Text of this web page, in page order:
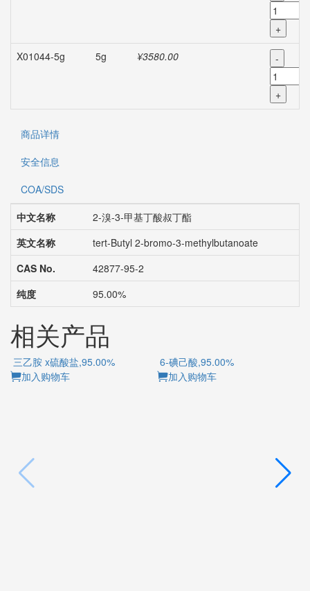
+
X01044-5g
5g ¥3580.00 -
+
商品详情
安全信息
COA/SDS
中文名称
2-溴-3-甲基丁酸叔丁酯
英文名称
tert-Butyl 2-bromo-3-methylbutanoate
CAS No.
42877-95-2
纯度
95.00%
相关产品
三乙胺 x硫酸盐,95.00%
加入购物车
6-碘己酸,95.00%
加入购物车